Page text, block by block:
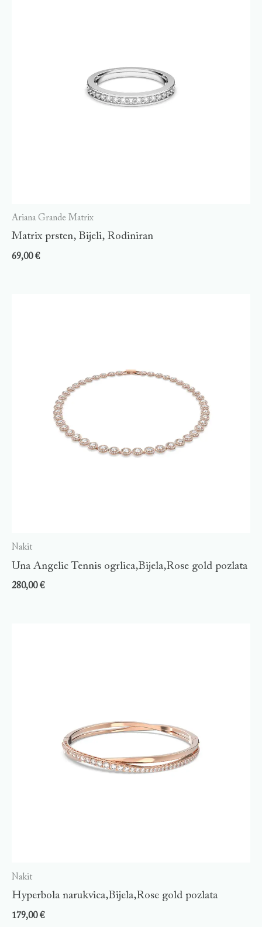
Ariana Grande Matrix
Matrix prsten, Bijeli, Rodiniran
69,00€
Nakit
Una Angelic Tennis ogrlica,Bijela,Rose gold pozlata
280,00€
Nakit
Hyperbola narukvica,Bijela,Rose gold pozlata
179,00€